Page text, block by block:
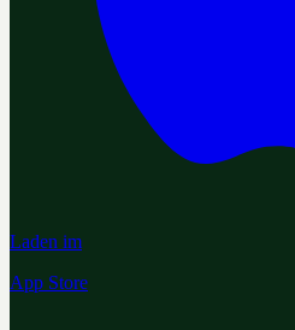
Laden im
App Store